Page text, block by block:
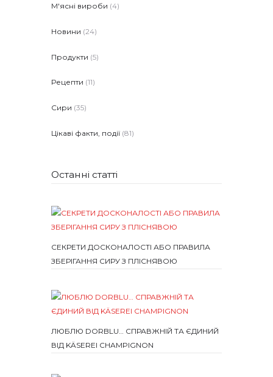
М'ясні вироби (4)
Новини (24)
Продукти (5)
Рецепти (11)
Сири (35)
Цікаві факти, події (81)
Останні статті
СЕКРЕТИ ДОСКОНАЛОСТІ АБО ПРАВИЛА
ЗБЕРІГАННЯ СИРУ З ПЛІСНЯВОЮ
ЛЮБЛЮ DORBLU… СПРАВЖНІЙ ТА ЄДИНИЙ
ВІД KÄSEREI CHAMPIGNON